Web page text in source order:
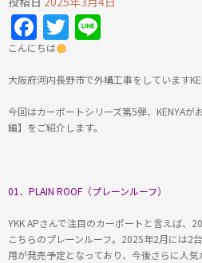
Facebook
Twitter
こんにちは
大阪府河内長野市で外構工事をしています
今回はカーポートシリーズ第5弾、KENYAが
編】をご紹介します。
01．PLAIN ROOF（プレーンルーフ）
YKK APさんで注目のカーポートと言えば、
こちらのプレーンルーフ。2025年2月には2
用が発売予定となっており、今後さらに人